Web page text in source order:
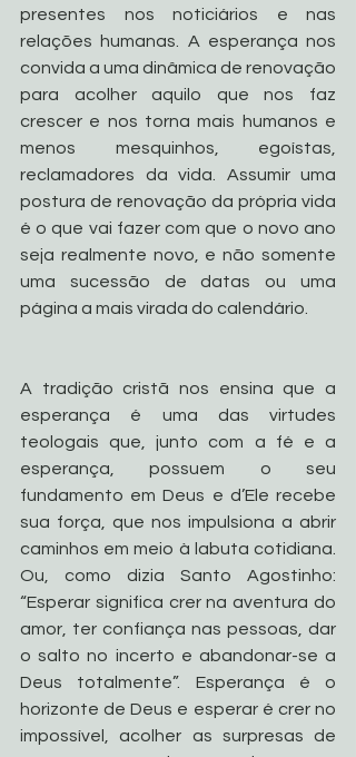
presentes nos noticiários e nas
relações humanas. A esperança nos
convida a uma dinâmica de renovação
para acolher aquilo que nos faz
crescer e nos torna mais humanos e
menos mesquinhos, egoístas,
reclamadores da vida. Assumir uma
postura de renovação da própria vida
é o que vai fazer com que o novo ano
seja realmente novo, e não somente
uma sucessão de datas ou uma
página a mais virada do calendário.
A tradição cristã nos ensina que a
esperança é uma das virtudes
teologais que, junto com a fé e a
esperança, possuem o seu
fundamento em Deus e d’Ele recebe
sua força, que nos impulsiona a abrir
caminhos em meio à labuta cotidiana.
Ou, como dizia Santo Agostinho:
“Esperar significa crer na aventura do
amor, ter confiança nas pessoas, dar
o salto no incerto e abandonar-se a
Deus totalmente”. Esperança é o
horizonte de Deus e esperar é crer no
impossível, acolher as surpresas de